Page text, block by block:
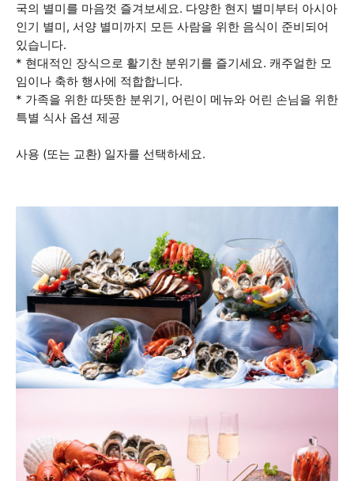
국의 별미를 마음껏 즐겨보세요. 다양한 현지 별미부터 아시아
인기 별미, 서양 별미까지 모든 사람을 위한 음식이 준비되어
있습니다.
* 현대적인 장식으로 활기찬 분위기를 즐기세요. 캐주얼한 모
임이나 축하 행사에 적합합니다.
* 가족을 위한 따뜻한 분위기, 어린이 메뉴와 어린 손님을 위한
특별 식사 옵션 제공
사용 (또는 교환) 일자를 선택하세요.